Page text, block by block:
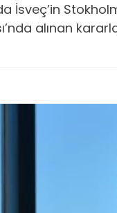
İsveç’in
alınan